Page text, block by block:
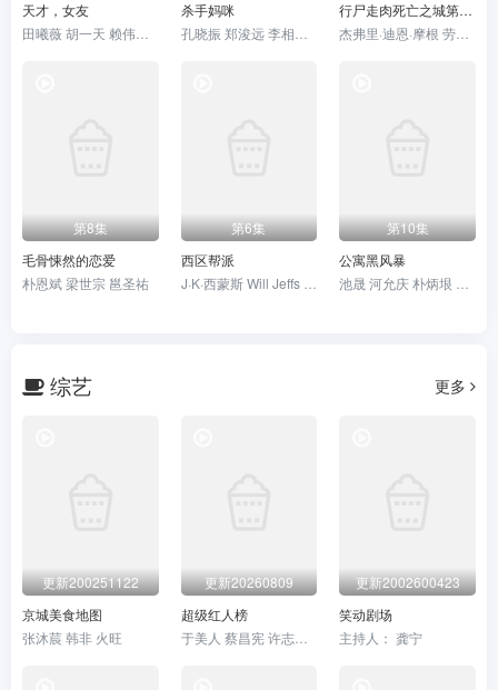
天才，女友
杀手妈咪
行尸走肉死亡之城第三季
第8集
毛骨悚然的恋爱
朴恩斌 梁世宗 邕圣祐
第6集
西区帮派
第10集
公寓黑风暴
综艺 更多
更新200251122
京城美食地图
张沐莀 韩非 火旺
更新20260809
超级红人榜
于美人 蔡昌宪 许志豪 江惠仪
更新2002600423
笑动剧场
主持人： 龚宁